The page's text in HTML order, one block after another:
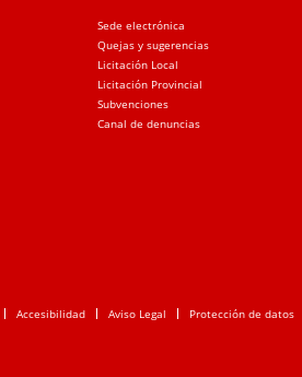
Sede electrónica
Quejas y sugerencias
Licitación Local
Licitación Provincial
Subvenciones
Canal de denuncias
Accesibilidad Aviso Legal Protección de datos